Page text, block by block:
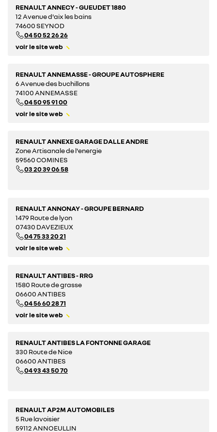
RENAULT ANNECY - GUEUDET 1880
12 Avenue d'aix les bains
74600 SEYNOD
04 50 52 26 26
voir le site web
RENAULT ANNEMASSE - GROUPE AUTOSPHERE
6 Avenue des buchillons
74100 ANNEMASSE
04 50 95 91 00
voir le site web
RENAULT ANNEXE GARAGE DALLE ANDRE
Zone Artisanale de l'energie
59560 COMINES
03 20 39 06 58
RENAULT ANNONAY - GROUPE BERNARD
1479 Route de lyon
07430 DAVEZIEUX
04 75 33 20 21
voir le site web
RENAULT ANTIBES - RRG
1580 Route de grasse
06600 ANTIBES
04 56 60 28 71
voir le site web
RENAULT ANTIBES LA FONTONNE GARAGE
330 Route de Nice
06600 ANTIBES
04 93 43 50 70
RENAULT AP2M AUTOMOBILES
5 Rue lavoisier
59112 ANNOEULLIN